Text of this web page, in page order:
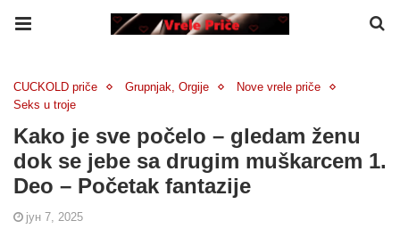
CUCKOLD priče Grupnjak, Orgije
Nove vrele priče
Seks u troje
Kako je sve počelo – gledam ženu
dok se jebe sa drugim muškarcem 1.
Deo – Početak fantazije
јун 7, 2025